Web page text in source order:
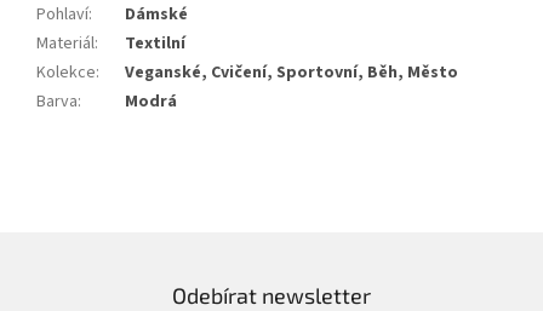
Pohlaví:
Dámské
Materiál:
Textilní
Kolekce:
Veganské, Cvičení, Sportovní, Běh, Město
Barva: Modrá
Odebírat newsletter